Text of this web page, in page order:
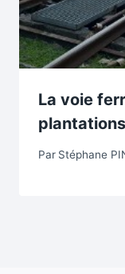
La voie
plantations
Par Stéphane